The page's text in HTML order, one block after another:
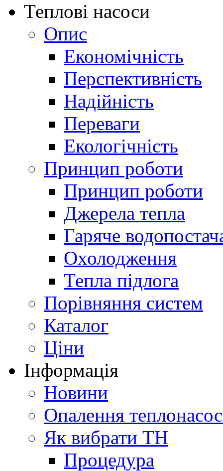
Теплові насоси
Опис
Економічність
Перспективність
Надійність
Переваги
Екологічність
Принцип роботи
Принцип роботи
Джерела тепла
Гаряче
Охолодження
Тепла підлога
Порівняння систем
Каталог
Ціни
Інформація
Новини
Опалення
Як вибрати ТН
Процедура